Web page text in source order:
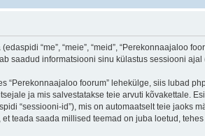
“me”, “meie”, “meid”, “Perekonnaajaloo
saadud informatsiooni sinu külastus sessiooni
foorum” lehekülge, siis lubad
ja mis salvestatakse teie arvuti kõvakettale.
“sessiooni-id”), mis on automaatselt teie jaoks
teada saada millised teemad on juba loetud,